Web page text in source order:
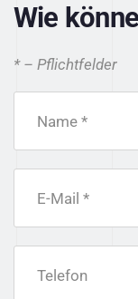
Wie
* – Pflichtfelder
Name *
E-Mail *
Telefon